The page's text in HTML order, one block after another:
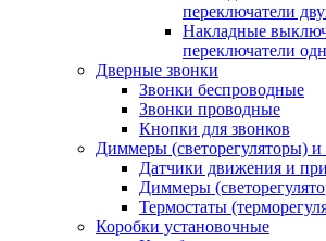
переключатели
Накладные
переключатели
Дверные звонки
Звонки беспроводные
Звонки проводные
Кнопки для звонков
Диммеры (светорегуляторы) и
Датчики движения и
Диммеры
Термостаты
Коробки установочные